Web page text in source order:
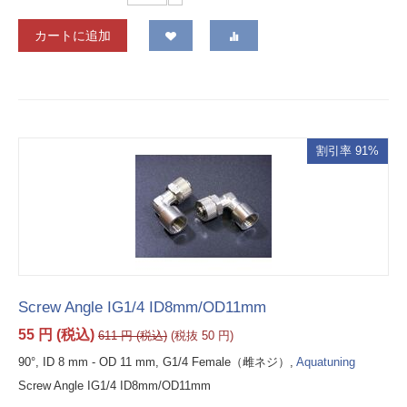
カートに追加
割引率 91%
Screw Angle IG1/4 ID8mm/OD11mm
55 円 (税込) 611 円(税込) (税抜 50 円)
90°, ID 8 mm - OD 11 mm, G1/4 Female（雌ネジ）, Aquatuning
Screw Angle IG1/4 ID8mm/OD11mm